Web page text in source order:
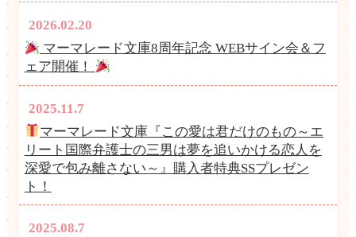
2026.02.20
マーマレード文庫8周年記念 WEBサイン会＆フ
ェア開催！
2025.11.7
マーマレード文庫『この愛は君だけのもの～エ
リート国際弁護士の三男は夢を追いかける恋人を
深愛で包み離さない～』購入者特典SSプレゼン
ト！
2025.08.7